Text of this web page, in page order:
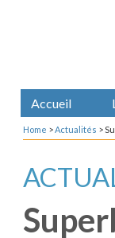
Accueil
Home >Actualités >